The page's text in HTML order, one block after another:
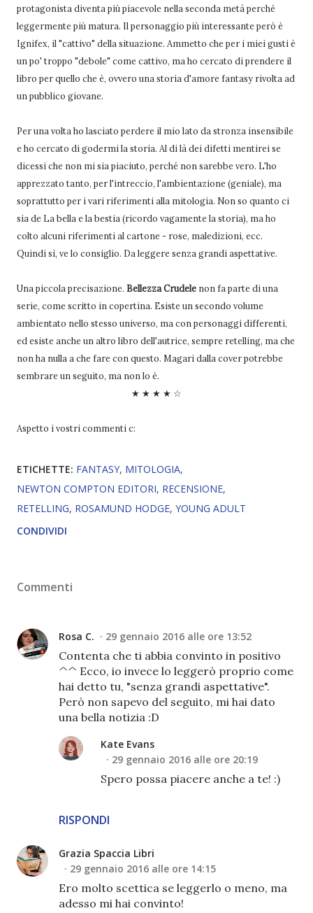
protagonista diventa più piacevole nella seconda metà perché
leggermente più matura. Il personaggio più interessante però è
Ignifex, il "cattivo" della situazione. Ammetto che per i miei gusti è
un po' troppo "debole" come cattivo, ma ho cercato di prendere il
libro per quello che è, ovvero una storia d'amore fantasy rivolta ad
un pubblico giovane.
Per una volta ho lasciato perdere il mio lato da stronza insensibile
e ho cercato di godermi la storia. Al di là dei difetti mentirei se
dicessi che non mi sia piaciuto, perché non sarebbe vero. L'ho
apprezzato tanto, per l'intreccio, l'ambientazione (geniale), ma
soprattutto per i vari riferimenti alla mitologia. Non so quanto ci
sia de La bella e la bestia (ricordo vagamente la storia), ma ho
colto alcuni riferimenti al cartone - rose, maledizioni, ecc.
Quindi sì, ve lo consiglio. Da leggere senza grandi aspettative.
Una piccola precisazione. Bellezza Crudele non fa parte di una
serie, come scritto in copertina. Esiste un secondo volume
ambientato nello stesso universo, ma con personaggi differenti,
ed esiste anche un altro libro dell'autrice, sempre retelling, ma che
non ha nulla a che fare con questo. Magari dalla cover potrebbe
sembrare un seguito, ma non lo è.
★ ★ ★ ★ ☆
Aspetto i vostri commenti c:
ETICHETTE: FANTASY MITOLOGIA
NEWTON COMPTON EDITORI RECENSIONE
RETELLING ROSAMUND HODGE YOUNG ADULT
CONDIVIDI
Commenti
Rosa C. 29 gennaio 2016 alle ore 13:52
Contenta che ti abbia convinto in positivo
^^ Ecco, io invece lo leggerò proprio come
hai detto tu, "senza grandi aspettative".
Però non sapevo del seguito, mi hai dato
una bella notizia :D
RISPONDI
Kate Evans
29 gennaio 2016 alle ore 20:19
Spero possa piacere anche a te! :)
Grazia Spaccia Libri
29 gennaio 2016 alle ore 14:15
Ero molto scettica se leggerlo o meno, ma
adesso mi hai convinto!